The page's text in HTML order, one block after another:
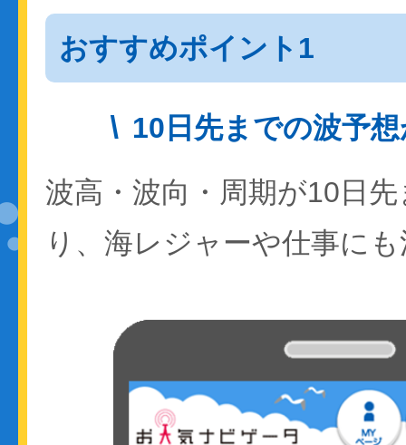
おすすめポイント1
10日先までの波予
波高・波向・周期が10日
り、海レジャーや仕事に